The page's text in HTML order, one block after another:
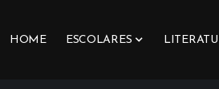
HOME ESCOLARES